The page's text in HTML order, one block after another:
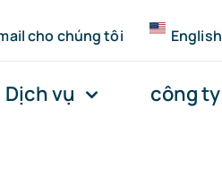
cho chúng tôi English
Dịch vụ công ty